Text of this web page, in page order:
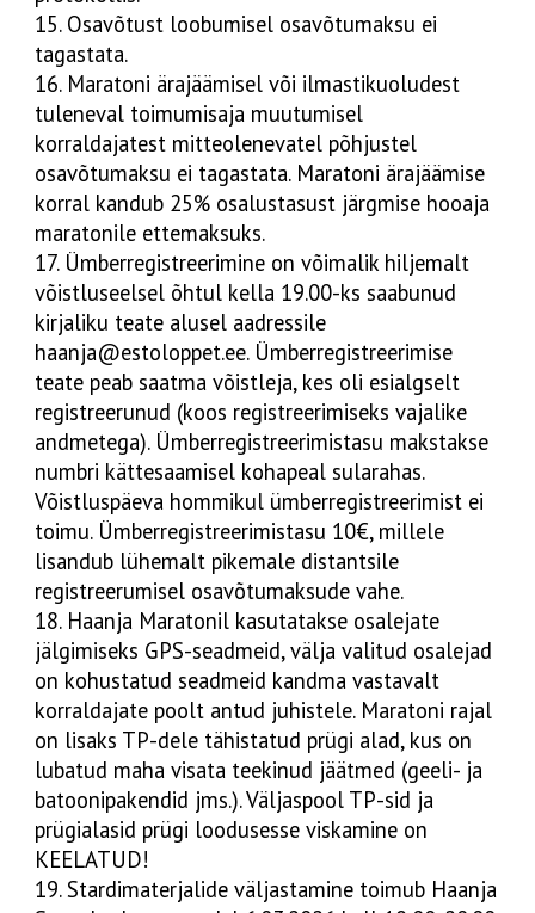
15. Osavõtust loobumisel osavõtumaksu ei
tagastata.
16. Maratoni ärajäämisel või ilmastikuoludest
tuleneval toimumisaja muutumisel
korraldajatest mitteolenevatel põhjustel
osavõtumaksu ei tagastata. Maratoni ärajäämise
korral kandub 25% osalustasust järgmise hooaja
maratonile ettemaksuks.
17. Ümberregistreerimine on võimalik hiljemalt
võistluseelsel õhtul kella 19.00-ks saabunud
kirjaliku teate alusel aadressile
haanja@estoloppet.ee. Ümberregistreerimise
teate peab saatma võistleja, kes oli esialgselt
registreerunud (koos registreerimiseks vajalike
andmetega). Ümberregistreerimistasu makstakse
numbri kättesaamisel kohapeal sularahas.
Võistluspäeva hommikul ümberregistreerimist ei
toimu. Ümberregistreerimistasu 10€, millele
lisandub lühemalt pikemale distantsile
registreerumisel osavõtumaksude vahe.
18. Haanja Maratonil kasutatakse osalejate
jälgimiseks GPS-seadmeid, välja valitud osalejad
on kohustatud seadmeid kandma vastavalt
korraldajate poolt antud juhistele. Maratoni rajal
on lisaks TP-dele tähistatud prügi alad, kus on
lubatud maha visata teekinud jäätmed (geeli- ja
batoonipakendid jms.). Väljaspool TP-sid ja
prügialasid prügi loodusesse viskamine on
KEELATUD!
19. Stardimaterjalide väljastamine toimub Haanja